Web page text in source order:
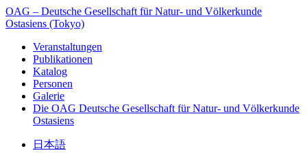
OAG – Deutsche Gesellschaft für Natur- und Völkerkunde
Ostasiens (Tokyo)
Veranstaltungen
Publikationen
Katalog
Personen
Galerie
Die OAG Deutsche Gesellschaft für Natur- und Völkerkunde
Ostasiens
日本語